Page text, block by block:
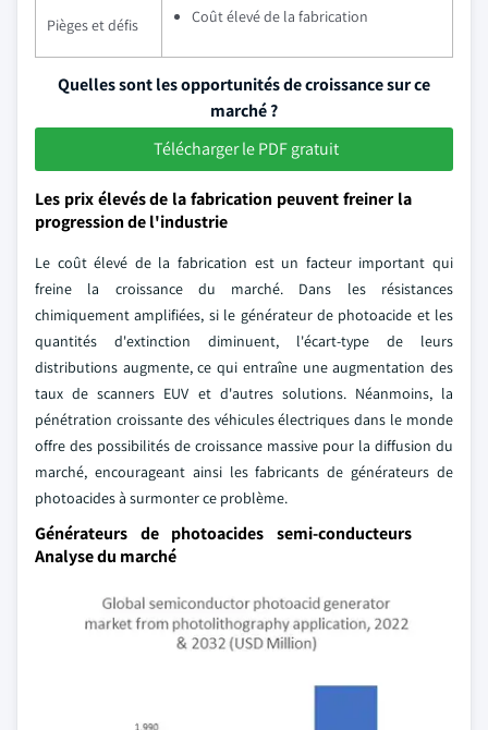
Pièges et défis Coût élevé de la fabrication
Quelles sont les opportunités de croissance sur ce
marché ?
Télécharger le PDF gratuit
Les prix élevés de la fabrication peuvent freiner la
progression de l'industrie
Le coût élevé de la fabrication est un facteur important qui
freine la croissance du marché. Dans les résistances
chimiquement amplifiées, si le générateur de photoacide et les
quantités d'extinction diminuent, l'écart-type de leurs
distributions augmente, ce qui entraîne une augmentation des
taux de scanners EUV et d'autres solutions. Néanmoins, la
pénétration croissante des véhicules électriques dans le monde
offre des possibilités de croissance massive pour la diffusion du
marché, encourageant ainsi les fabricants de générateurs de
photoacides à surmonter ce problème.
Générateurs de photoacides semi-conducteurs
Analyse du marché